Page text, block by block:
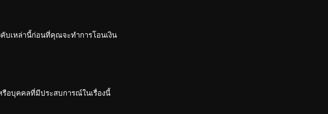
บเหล่านี้ก่อนที่คุณจะทำการโอนเงิน
อบุคคลที่มีประสบการณ์ในเรื่องนี้